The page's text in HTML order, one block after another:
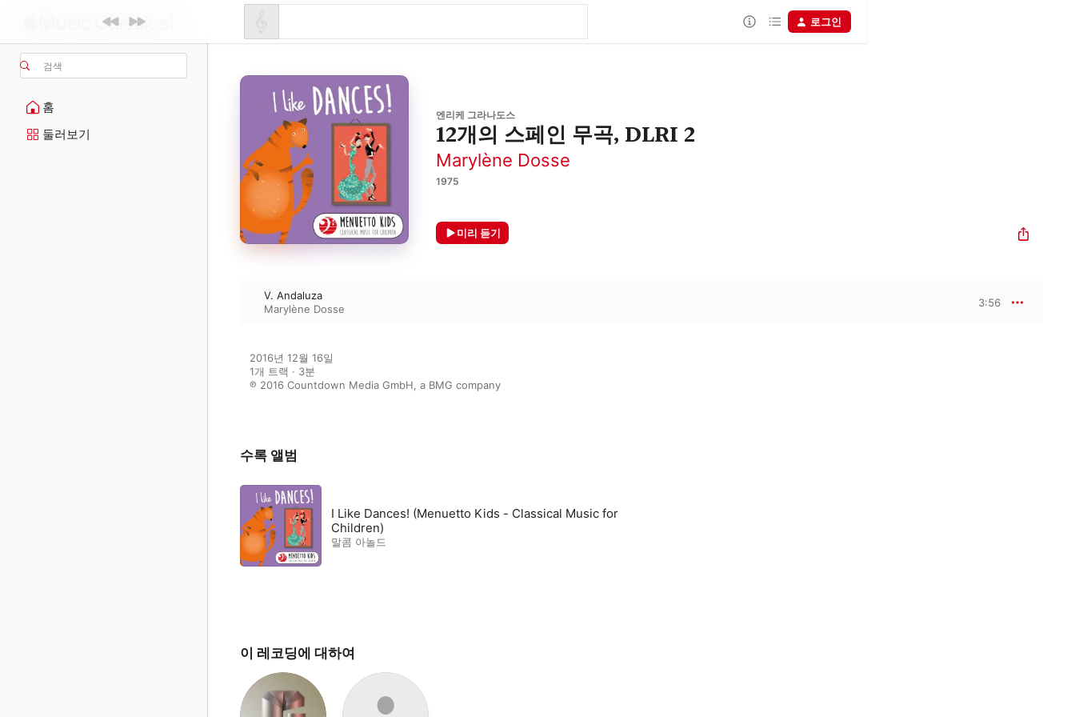
검색
홈
둘러보기
로그인
엔리케 그라나도스
12개의 스페인 무곡, DLRI 2
Marylène Dosse
1975
미리 듣기
V. Andaluza
Marylène Dosse
3:56
2016년 12월 16일
1개 트랙 · 3분
℗ 2016 Countdown Media GmbH, a BMG company
수록 앨범
I Like Dances! (Menuetto Kids - Classical Music for
Children)
말콤 아놀드
이 레코딩에 대하여